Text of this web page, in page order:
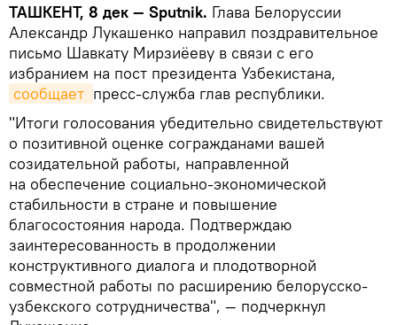
ТАШКЕНТ, 8 дек — Sputnik. Глава Белоруссии
Александр Лукашенко направил поздравительное
письмо Шавкату Мирзиёеву в связи с его
избранием на пост президента Узбекистана,
сообщает пресс-служба глав республики.
"Итоги голосования убедительно свидетельствуют
о позитивной оценке согражданами вашей
созидательной работы, направленной
на обеспечение социально-экономической
стабильности в стране и повышение
благосостояния народа. Подтверждаю
заинтересованность в продолжении
конструктивного диалога и плодотворной
совместной работы по расширению белорусско-
узбекского сотрудничества", — подчеркнул